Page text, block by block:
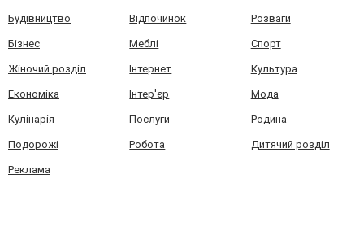
Будівництво Відпочинок Розваги
Бізнес Меблі Спорт
Жіночий розділ Інтернет Культура
Економіка Інтер'єр Мода
Кулінарія Послуги Родина
Подорожі Робота Дитячий розділ
Реклама